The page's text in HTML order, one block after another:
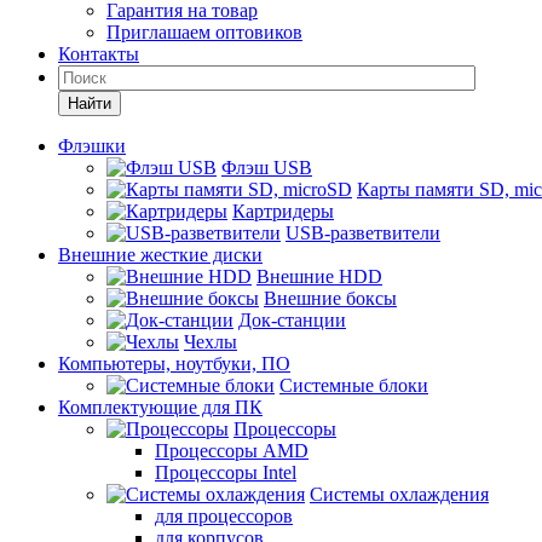
Гарантия на товар
Приглашаем оптовиков
Контакты
Найти
Флэшки
Флэш USB
Карты памяти SD,
Картридеры
USB-разветвители
Внешние жесткие диски
Внешние HDD
Внешние боксы
Док-станции
Чехлы
Компьютеры, ноутбуки, ПО
Системные блоки
Комплектующие для ПК
Процессоры
Процессоры AMD
Процессоры Intel
Системы охлаждения
для процессоров
для корпусов